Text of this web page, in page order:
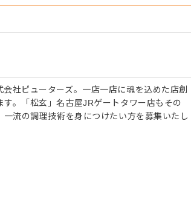
社ピューターズ。一店一店に魂を込めた店創
。「松玄」名古屋JRゲートタワー店もその
流の調理技術を身につけたい方を募集いたし